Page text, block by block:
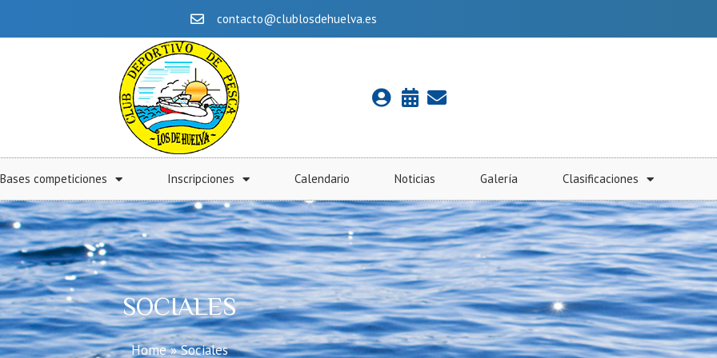
contacto@clublosdehuelva.es
Bases competiciones Inscripciones Calendario Noticias Galería Clasificaciones
SOCIALES
Home»Sociales